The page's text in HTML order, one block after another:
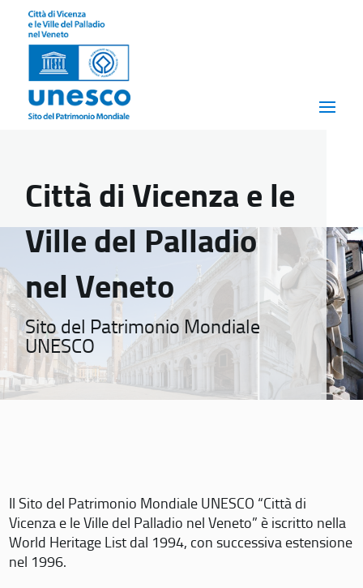
Città di Vicenza e le
Ville del Palladio
nel Veneto
Sito del Patrimonio Mondiale
UNESCO
Il Sito del Patrimonio Mondiale UNESCO “Città di
Vicenza e le Ville del Palladio nel Veneto” è iscritto nella
World Heritage List dal 1994, con successiva estensione
nel 1996.